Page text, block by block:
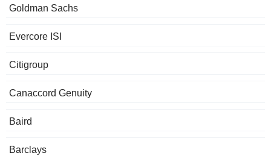
Goldman Sachs
Evercore ISI
Citigroup
Canaccord Genuity
Baird
Barclays